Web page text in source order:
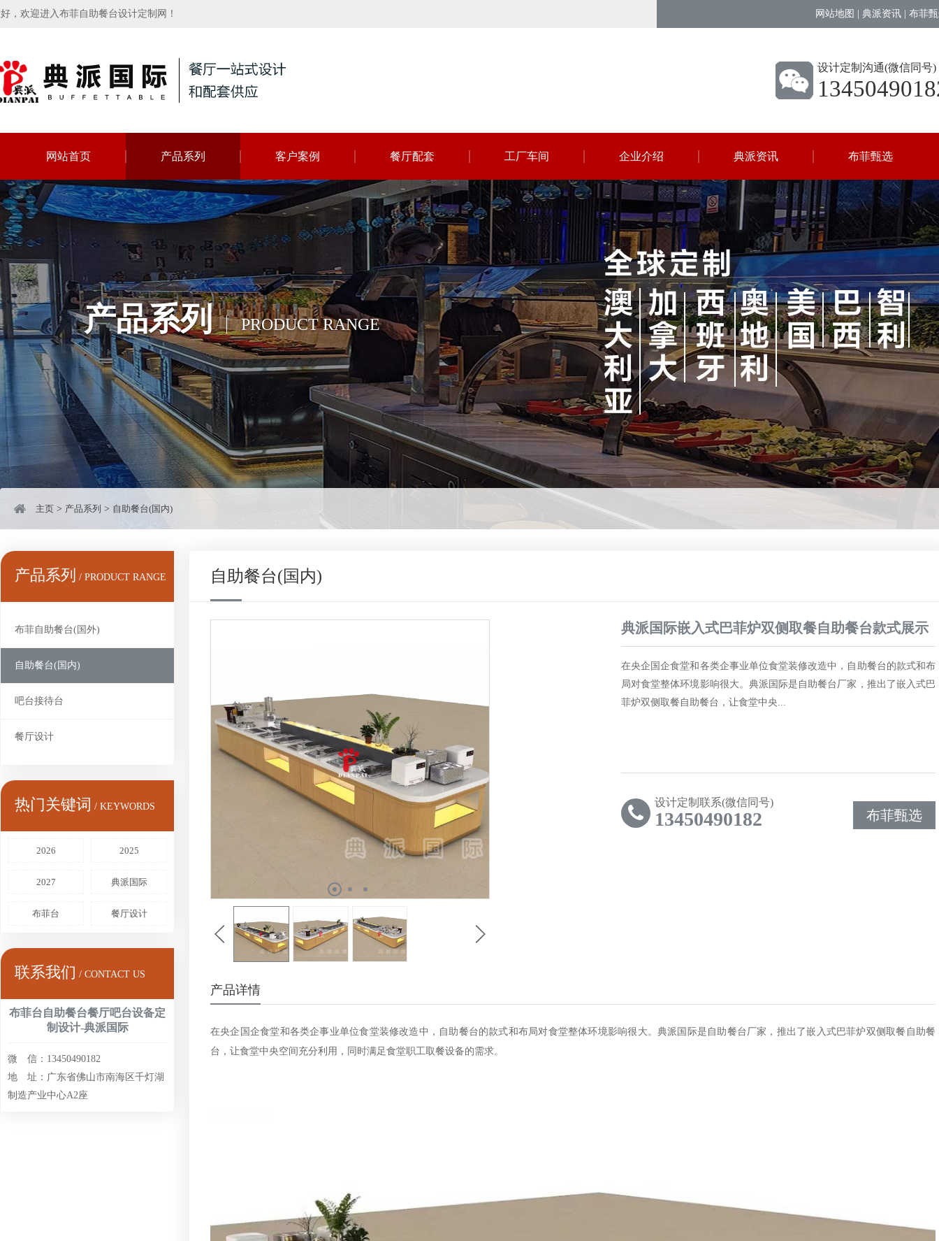
，欢迎进入布菲自助餐台设计定制网！ 网站地图 典派资讯 布菲
设计定制沟通(微信同号)
网站首页 产品系列 客户案例 餐厅配套 工厂车间 企业介绍 典派资讯 布菲甄选
产品系列 PRODUCT RANGE
主页 > 产品系列 > 自助餐台(国内)
产品系列 / PRODUCT RANGE
布菲自助餐台(国外)
自助餐台(国内)
吧台接待台
餐厅设计
热门关键词 / KEYWORDS
2026 2025
2027 典派国际
布菲台 餐厅设计
联系我们 / CONTACT US
布菲台自助餐台餐厅吧台设备定
制设计-典派国际
微 信：13450490182
地 址：广东省佛山市南海区千灯湖
制造产业中心A2座
自助餐台(国内)
典派国际嵌入式巴菲炉双侧取餐自助餐台款式展示
在央企国企食堂和各类企事业单位食堂装修改造中，自助餐台的款式和布
局对食堂整体环境影响很大。典派国际是自助餐台厂家，推出了嵌入式巴
菲炉双侧取餐自助餐台，让食堂中央...
布菲甄选
设计定制联系(微信同号)
13450490182
产品详情
在央企国企食堂和各类企事业单位食堂装修改造中，自助餐台的款式和布局对食堂整体环境影响很大。典派国际是自助餐台厂家，推出了嵌入式巴菲炉双侧取餐自助餐
台，让食堂中央空间充分利用，同时满足食堂职工取餐设备的需求。